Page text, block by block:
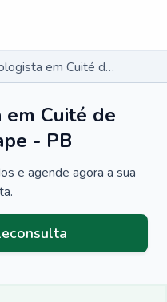
Dermatologista em Cuité de Mamanguape - PB
Cuité de
- PB
e agende agora a sua